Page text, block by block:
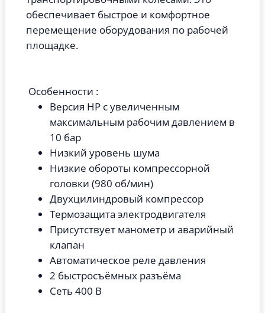
обеспечивает быстрое и комфортное
перемещение оборудования по рабочей
площадке.
Особенности :
Версия HP с увеличенным
максимальным рабочим давлением в
10 бар
Низкий уровень шума
Низкие обороты компрессорной
головки (980 об/мин)
Двухцилиндровый компрессор
Термозащита электродвигателя
Присутствует манометр и аварийный
клапан
Автоматическое реле давления
2 быстросъёмных разъёма
Сеть 400 В